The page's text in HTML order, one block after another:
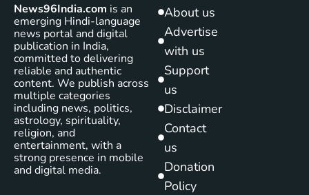
News96India.com is an
emerging Hindi-language
news portal and digital
publication in India,
committed to delivering
reliable and authentic
content. We publish across
multiple categories
including news, politics,
astrology, spirituality,
religion, and
entertainment, with a
strong presence in mobile
and digital media.
About us
Advertise
with us
Support
us
Disclaimer
Contact
us
Donation
Policy